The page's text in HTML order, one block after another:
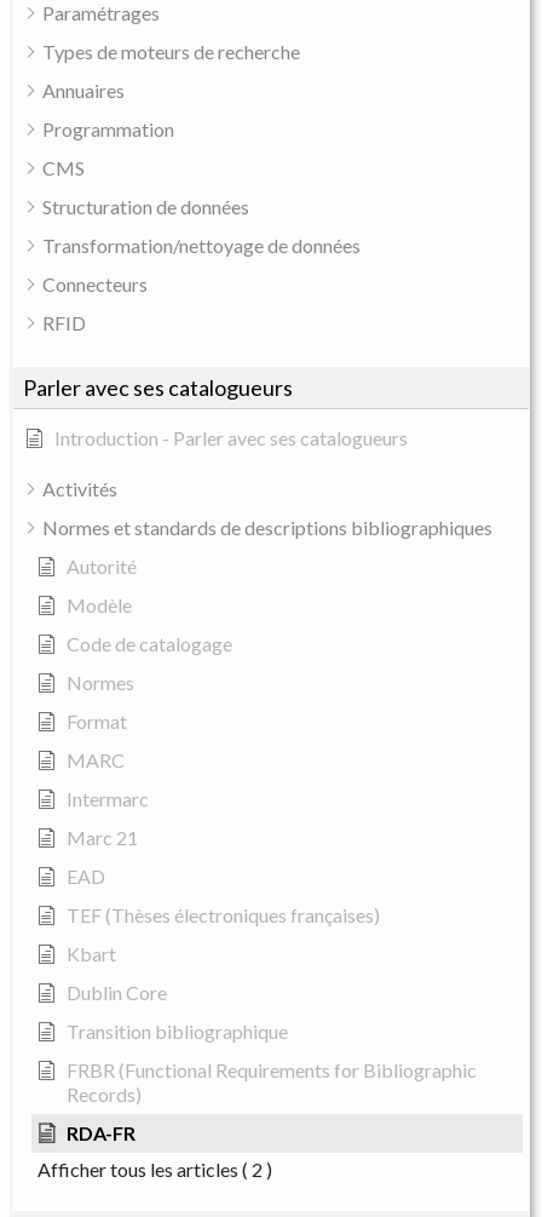
Paramétrages
Types de moteurs de recherche
Annuaires
Programmation
CMS
Structuration de données
Transformation/nettoyage de données
Connecteurs
RFID
Parler avec ses catalogueurs
Introduction - Parler avec ses catalogueurs
Activités
Normes et standards de descriptions bibliographiques
Autorité
Modèle
Code de catalogage
Normes
Format
MARC
Intermarc
Marc 21
EAD
TEF (Thèses électroniques françaises)
Kbart
Dublin Core
Transition bibliographique
FRBR (Functional Requirements for Bibliographic
Records)
RDA-FR
Afficher tous les articles ( 2 )